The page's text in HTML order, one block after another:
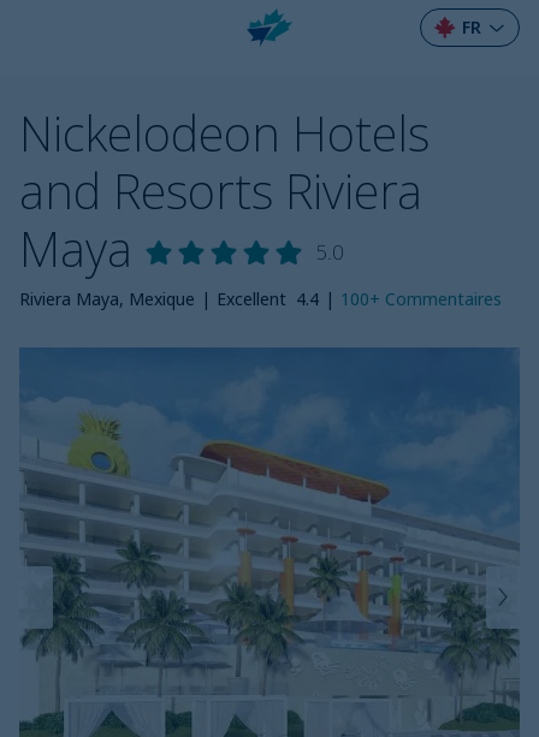
FR
Nickelodeon Hotels
and Resorts Riviera
Maya
5.0
Riviera Maya, Mexique | Excellent 4.4 | 100+ Commentaires